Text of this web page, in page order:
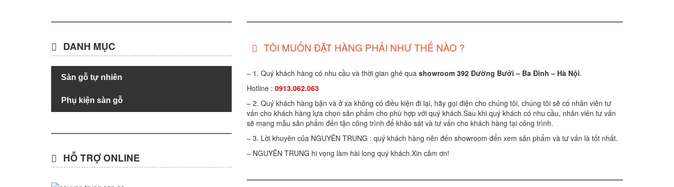
DANH MỤC
Sàn gỗ tự nhiên
Phụ kiện sàn gỗ
HỖ TRỢ ONLINE
TÔI MUỐN ĐẶT HÀNG PHẢI NHƯ THẾ NÀO ?
– 1. Quý khách hàng có nhu cầu và thời gian ghé qua showroom 392 Đường Bưởi – Ba Đình – Hà Nội.
Hotline : 0913.062.063
– 2. Quý khách hàng bận và ở xa không có điều kiện đi lại, hãy gọi điện cho chúng tôi, chúng tôi sẽ có nhân viên tư
vấn cho khách hàng lựa chọn sản phẩm cho phù hợp với quý khách.Sau khi quý khách có nhu cầu, nhân viên tư vấn
sẽ mang mẫu sản phẩm đến tận công trình để khảo sát và tư vấn cho khách hàng tại công trình.
– 3. Lời khuyên của NGUYÊN TRUNG : quý khách hàng nên đến showroom đển xem sản phẩm và tư vấn là tốt nhất.
– NGUYÊN TRUNG hi vọng làm hài long quý khách.Xin cảm ơn!